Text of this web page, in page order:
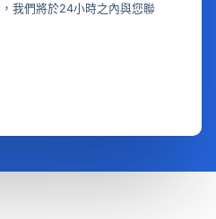
我們將於24小時之內與您聯